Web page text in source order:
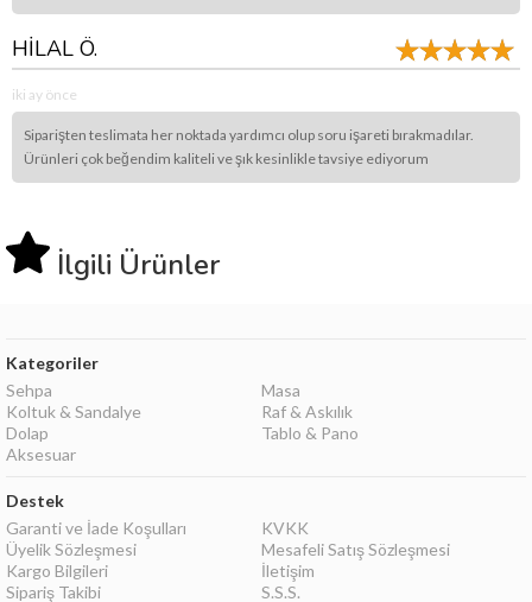
HİLAL Ö.
iki ay önce
Siparişten teslimata her noktada yardımcı olup soru işareti bırakmadılar.
Ürünleri çok beğendim kaliteli ve şık kesinlikle tavsiye ediyorum
İlgili Ürünler
Kategoriler
Sehpa
Masa
Koltuk & Sandalye
Raf & Askılık
Dolap
Tablo & Pano
Aksesuar
Destek
Garanti ve İade Koşulları
KVKK
Üyelik Sözleşmesi
Mesafeli Satış Sözleşmesi
Kargo Bilgileri
İletişim
Sipariş Takibi
S.S.S.